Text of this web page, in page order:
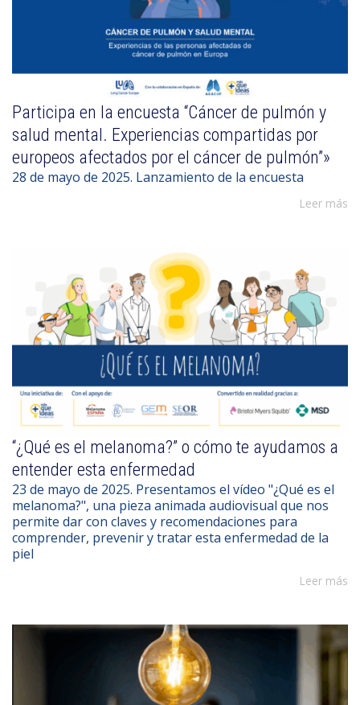
Participa en la encuesta “Cáncer de pulmón y
salud mental. Experiencias compartidas por
europeos afectados por el cáncer de pulmón”»
28 de mayo de 2025. Lanzamiento de la encuesta
Leer más
“¿Qué es el melanoma?” o cómo te ayudamos a
entender esta enfermedad
23 de mayo de 2025. Presentamos el vídeo "¿Qué es el
melanoma?", una pieza animada audiovisual que nos
permite dar con claves y recomendaciones para
comprender, prevenir y tratar esta enfermedad de la
piel
Leer más